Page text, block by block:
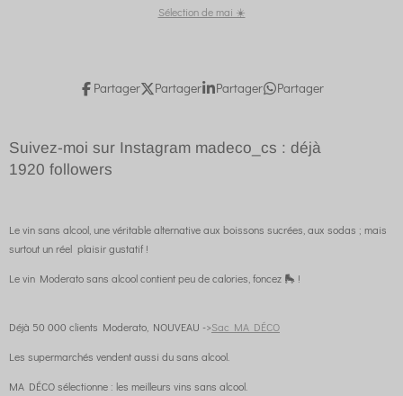
Sélection de mai ☀️
Partager Partager Partager Partager
Suivez-moi sur Instagram madeco_cs : déjà
1920 followers
Le vin sans alcool, une véritable alternative aux boissons sucrées, aux sodas ; mais
surtout un réel plaisir gustatif !
Le vin Moderato sans alcool contient peu de calories, foncez 🛼 !
Déjà 50 000 clients Moderato, NOUVEAU ->Sac MA DÉCO
Les supermarchés vendent aussi du sans alcool.
MA DÉCO sélectionne : les meilleurs vins sans alcool.